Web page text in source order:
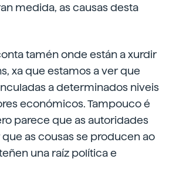
medida, as causas desta
tamén onde están a xurdir
xa que estamos a ver que
a determinados niveis
económicos. Tampouco é
parece que as autoridades
as cousas se producen ao
una raíz política e